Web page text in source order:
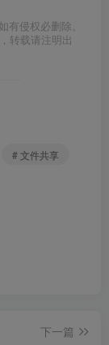
侵权必删除。
转载请注明出
# 文件共享
下一篇